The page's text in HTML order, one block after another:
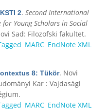
2. Second International
Young Scholars in Social
Sad: Filozofski fakultet.
MARC EndNote XML
8: Tükör. Novi
Kar : Vajdasági
MARC EndNote XML